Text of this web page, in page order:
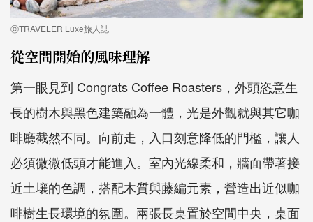
ⓒTRAVELER Luxe旅人誌
從空間開始的風味理解
第一眼見到 Congrats Coffee Roasters，外頭恣意生
長的樹木與黑色建築融為一體，光是外觀就與其它咖
啡廳截然不同。向前走，入口刻意降低的門檻，讓人
必須微微低頭才能進入。室內光線柔和，牆面帶著接
近土壤的色調，搭配木質與藤編元素，營造出近似咖
啡樹生長環境的氛圍。兩張長桌置於空間中央，桌面